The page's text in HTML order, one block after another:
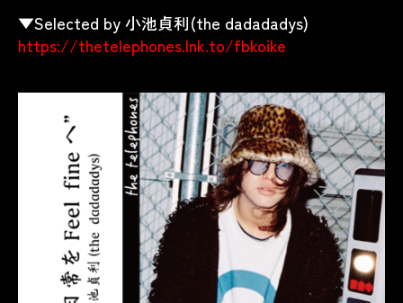
▼Selected by 小池貞利(the dadadadys)
https://thetelephones.lnk.to/fbkoike